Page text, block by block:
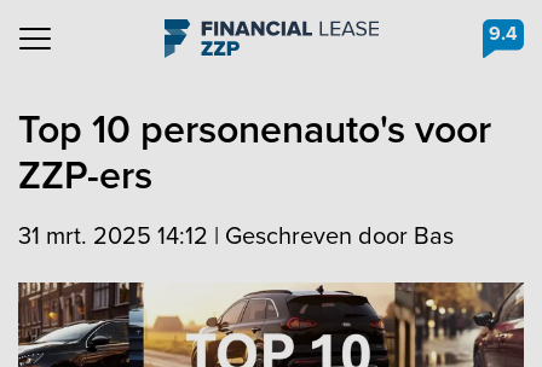
Navigation 9.4
Top 10 personenauto's voor
ZZP-ers
31 mrt. 2025 14:12 | Geschreven door Bas